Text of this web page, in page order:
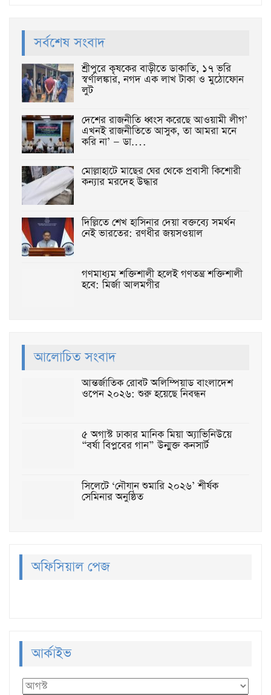
সর্বশেষ সংবাদ
শ্রীপুরে কৃষকের বাড়ীতে ডাকাতি, ১৭ ভরি
স্বর্ণালঙ্কার, নগদ এক লাখ টাকা ও মুঠোফোন
লুট
দেশের রাজনীতি ধ্বংস করেছে আওয়ামী লীগ’
এখনই রাজনীতিতে আসুক, তা আমরা মনে
করি না’ — ডা.…
মোল্লাহাটে মাছের ঘের থেকে প্রবাসী কিশোরী
কন্যার মরদেহ উদ্ধার
দিল্লিতে শেখ হাসিনার দেয়া বক্তব্যে সমর্থন
নেই ভারতের: রণধীর জয়সওয়াল
গণমাধ্যম শক্তিশালী হলেই গণতন্ত্র শক্তিশালী
হবে: মির্জা আলমগীর
আলোচিত সংবাদ
আন্তর্জাতিক রোবট অলিম্পিয়াড বাংলাদেশ
ওপেন ২০২৬: শুরু হয়েছে নিবন্ধন
৫ অগাস্ট ঢাকার মানিক মিয়া অ্যাভিনিউয়ে
“বর্ষা বিপ্লবের গান” উন্মুক্ত কনসার্ট
সিলেটে ‘নৌযান শুমারি ২০২৬’ শীর্ষক
সেমিনার অনুষ্ঠিত
অফিসিয়াল পেজ
আর্কাইভ